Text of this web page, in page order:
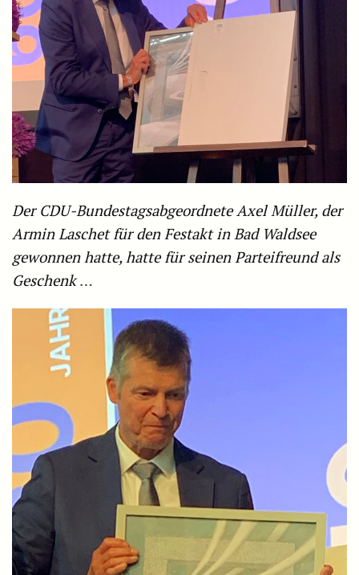
Der CDU-Bundestagsabgeordnete Axel Müller, der
Armin Laschet für den Festakt in Bad Waldsee
gewonnen hatte, hatte für seinen Parteifreund als
Geschenk…